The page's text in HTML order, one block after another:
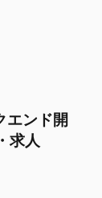
エンド開
求人